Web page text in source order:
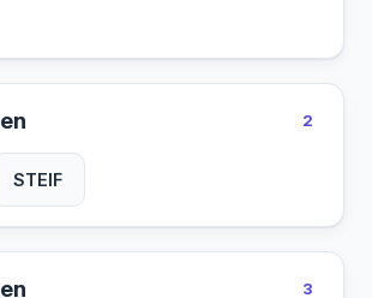
2
STEIF
3